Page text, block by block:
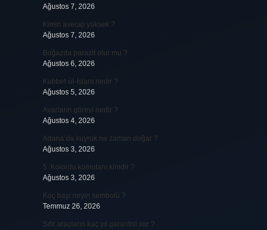
Ağustos 7, 2026
Kimin averajı yüksek ?
Ağustos 7, 2026
Boğazda parazit olur mu ?
Ağustos 6, 2026
Kubbet-ül-İslam nedir ?
Ağustos 5, 2026
Avarların görevi nedir ?
Ağustos 4, 2026
Adana’da kuyruk ne zaman doğar ?
Ağustos 3, 2026
5. Kolordu komutanı kimdir ?
Ağustos 3, 2026
Koç başı neyin sembolü ?
Temmuz 26, 2026
Sıfır araçların kaç yıl garantisi var ?